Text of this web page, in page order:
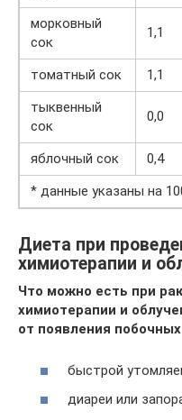
морковный
сок
1,1
томатный сок 1,1
тыквенный
сок
0,0
яблочный сок 0,4
* данные указаны на
Диета при
химиотерапии и
Что можно есть при
химиотерапии и
от появления
быстрой
диареи или